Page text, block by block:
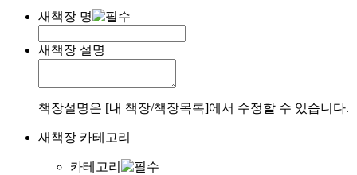
새책장 명
새책장 설명
책장설명은 [내 책장/책장목록]에서 수정할 수 있습니다.
새책장 카테고리
카테고리